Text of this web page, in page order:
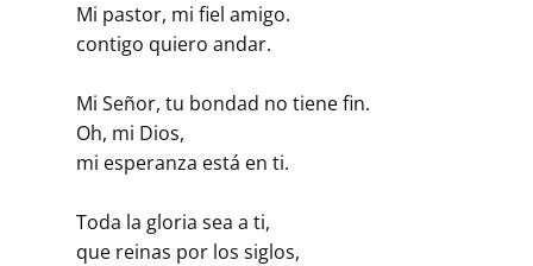
Mi pastor, mi fiel amigo.
contigo quiero andar.
Mi Señor, tu bondad no tiene fin.
Oh, mi Dios,
mi esperanza está en ti.
Toda la gloria sea a ti,
que reinas por los siglos,